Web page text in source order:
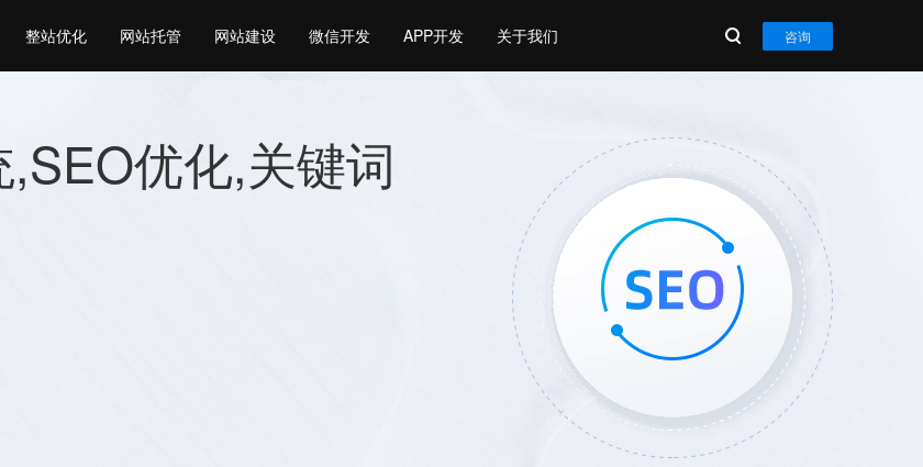
整站优化 网站托管 网站建设 微信开发 APP开发 关于我们 咨询
优化,关键词